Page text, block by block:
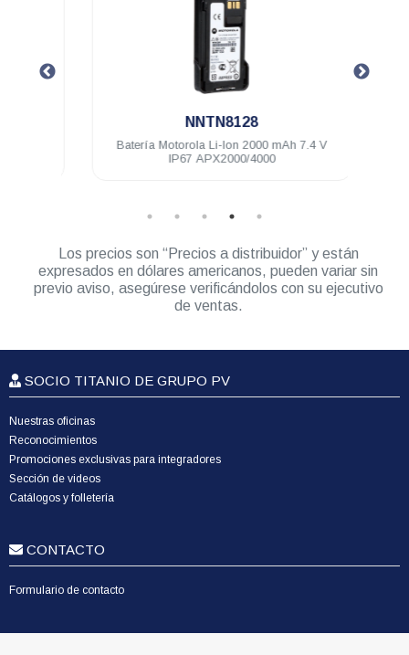
.
NNTN8128
Batería Motorola Li-Ion 2000 mAh 7.4 V
IP67 APX2000/4000
Los precios son “Precios a distribuidor” y están
expresados en dólares americanos, pueden variar sin
previo aviso, asegúrese verificándolos con su ejecutivo
de ventas.
SOCIO TITANIO DE GRUPO PV
Nuestras oficinas
Reconocimientos
Promociones exclusivas para integradores
Sección de videos
Catálogos y folletería
CONTACTO
Formulario de contacto